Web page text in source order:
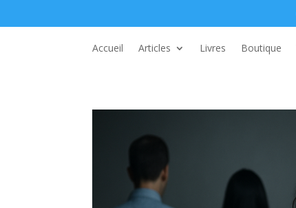
Accueil Articles Livres Boutique